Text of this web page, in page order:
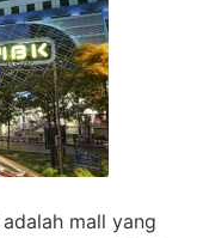
mall yang